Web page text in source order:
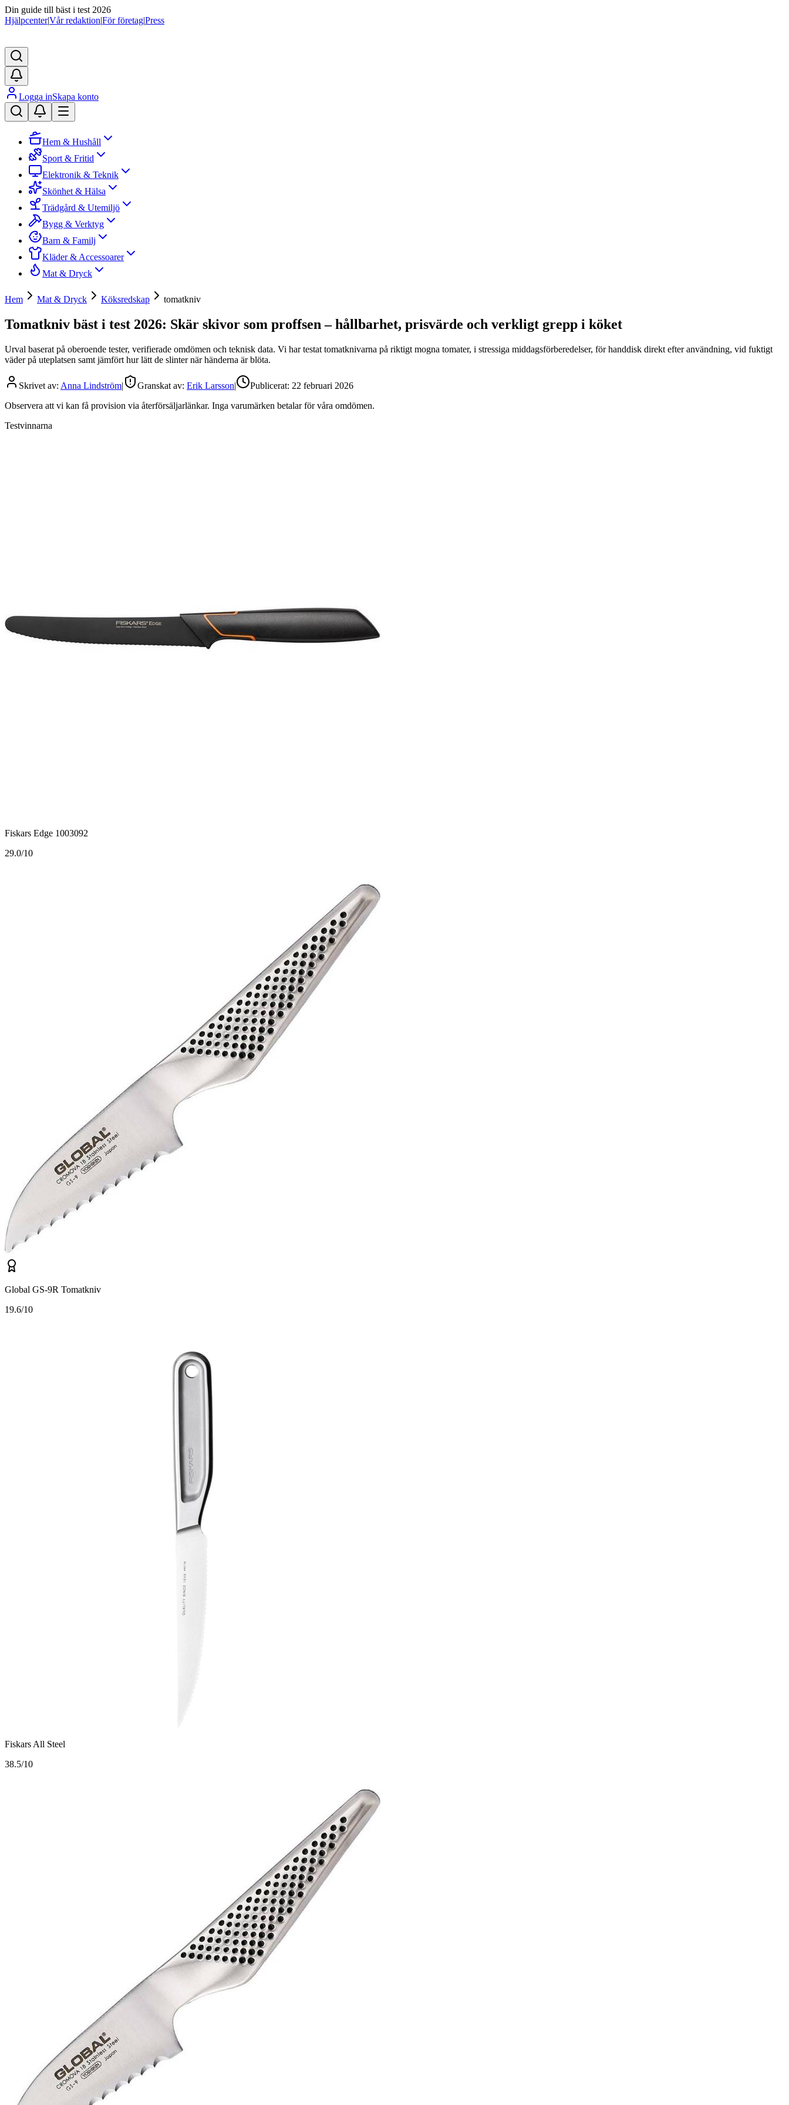
Din guide till bäst i test 2026
Hjälpcenter|Vår redaktion|För företag|Press
Logga inSkapa konto
Hem & Hushåll
Sport & Fritid
Elektronik & Teknik
Skönhet & Hälsa
Trädgård & Utemiljö
Bygg & Verktyg
Barn & Familj
Kläder & Accessoarer
Mat & Dryck
Hem Mat & Dryck Köksredskap tomatkniv
Tomatkniv bäst i test 2026: Skär skivor som proffsen – hållbarhet, prisvärde och verkligt grepp i köket
Urval baserat på oberoende tester, verifierade omdömen och teknisk data. Vi har testat tomatknivarna på riktigt mogna tomater, i stressiga middagsförberedelser, för handdisk direkt efter användning, vid fuktigt
väder på uteplatsen samt jämfört hur lätt de slinter när händerna är blöta.
Skrivet av: Anna Lindström| Granskat av: Erik Larsson| Publicerat: 22 februari 2026
Observera att vi kan få provision via återförsäljarlänkar. Inga varumärken betalar för våra omdömen.
Testvinnarna
Fiskars Edge 1003092
29.0/10
Global GS-9R Tomatkniv
19.6/10
Fiskars All Steel
38.5/10